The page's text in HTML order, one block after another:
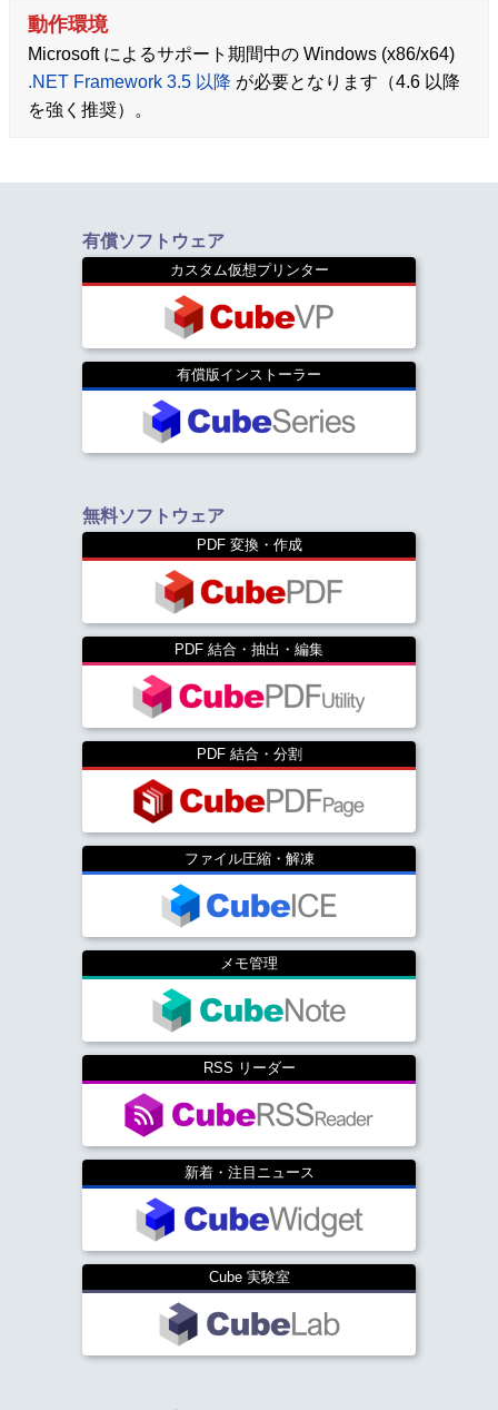
動作環境
Microsoft によるサポート期間中の Windows (x86/x64)
.NET Framework 3.5 以降 が必要となります（4.6 以降
を強く推奨）。
有償ソフトウェア
カスタム仮想プリンター
有償版インストーラー
無料ソフトウェア
PDF 変換・作成
PDF 結合・抽出・編集
PDF 結合・分割
ファイル圧縮・解凍
メモ管理
RSS リーダー
新着・注目ニュース
Cube 実験室